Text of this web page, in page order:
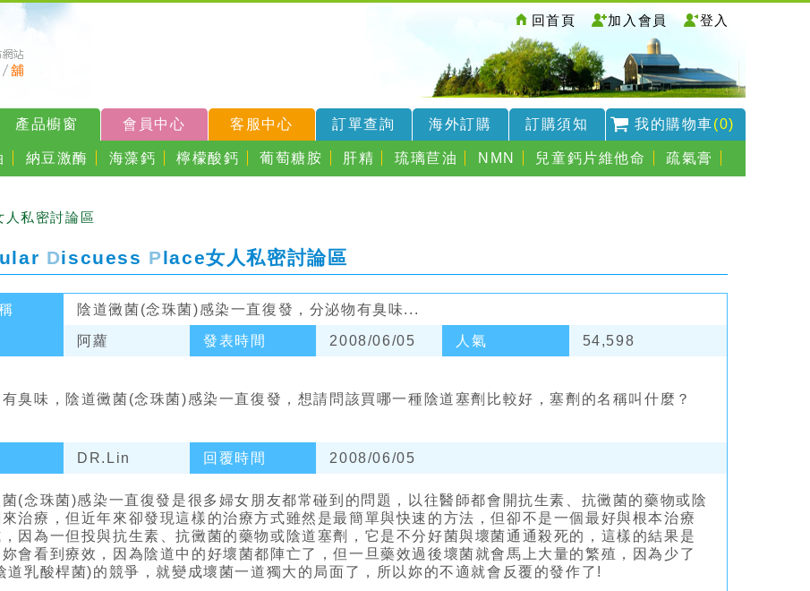
回首頁 加入會員 登入
產品櫥窗 會員中心 客服中心 訂單查詢 海外訂購 訂購須知 我的購物車(0)
納豆激酶 海藻鈣 檸檬酸鈣 葡萄糖胺 肝精 琉璃苣油 NMN 兒童鈣片維他命 疏氣膏
人私密討論區
Discuess Place女人私密討論區
陰道黴菌(念珠菌)感染一直復發，分泌物有臭味...
阿蘿 發表時間 2008/06/05 人氣 54,598
臭味，陰道黴菌(念珠菌)感染一直復發，想請問該買哪一種陰道塞劑比較好，塞劑的名稱叫什麼？
DR.Lin 回覆時間 2008/06/05
菌(念珠菌)感染一直復發是很多婦女朋友都常碰到的問題，以往醫師都會開抗生素、抗黴菌的藥物或陰
治療，但近年來卻發現這樣的治療方式雖然是最簡單與快速的方法，但卻不是一個最好與根本治療
因為一但投與抗生素、抗黴菌的藥物或陰道塞劑，它是不分好菌與壞菌通通殺死的，這樣的結果是
會看到療效，因為陰道中的好壞菌都陣亡了，但一旦藥效過後壞菌就會馬上大量的繁殖，因為少了
道乳酸桿菌)的競爭，就變成壞菌一道獨大的局面了，所以妳的不適就會反覆的發作了!